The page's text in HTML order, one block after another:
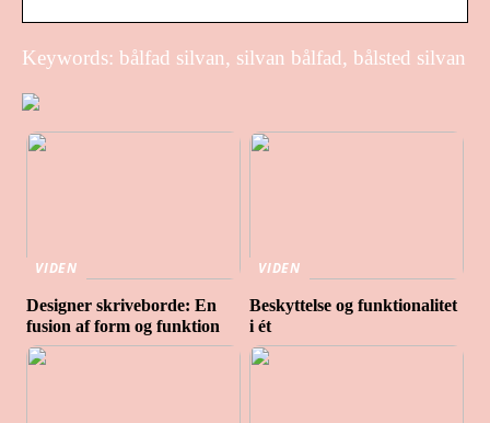
Keywords: bålfad silvan, silvan bålfad, bålsted silvan
VIDEN
Designer skriveborde: En
fusion af form og funktion
VIDEN
Beskyttelse og funktionalitet
i ét